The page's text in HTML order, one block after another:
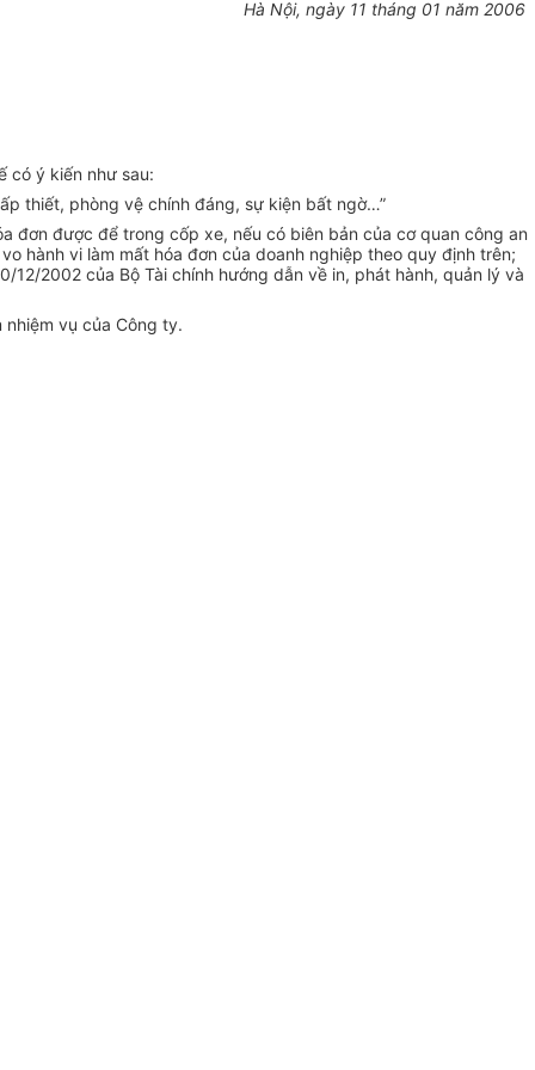
Hà Nội, ngày 11 tháng 01 năm 2006
có ý kiến như sau:
thiết, phòng vệ chính đáng, sự kiện bất ngờ…”
đơn được để trong cốp xe, nếu có biên bản của cơ quan công an
hành vi làm mất hóa đơn của doanh nghiệp theo quy định trên;
12/2002 của Bộ Tài chính hướng dẫn về in, phát hành, quản lý và
vụ của Công ty.